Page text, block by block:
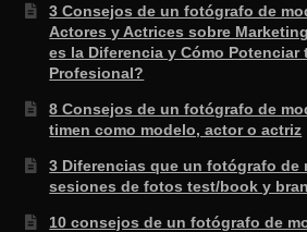
3 Consejos de un fotógrafo de
Actores y Actrices sobre
es la Diferencia y Cómo Potenciar
Profesional?
8 Consejos de un fotógrafo de
timen como modelo, actor o actriz
3 Diferencias que un fotógrafo de
sesiones de fotos test/book y
10 consejos de un fotógrafo de